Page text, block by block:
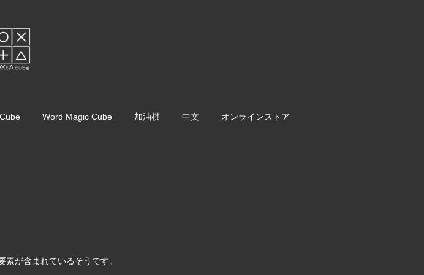
Word Magic Cube 加油棋 中文 オンラインストア
が含まれているそうです。